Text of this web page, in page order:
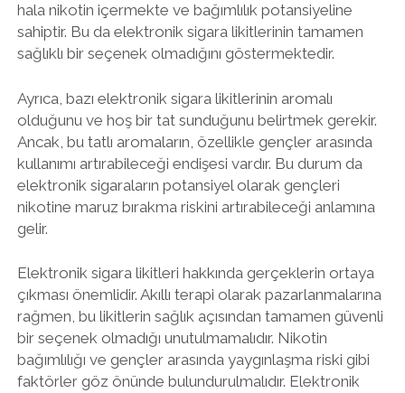
hala nikotin içermekte ve bağımlılık potansiyeline
sahiptir. Bu da elektronik sigara likitlerinin tamamen
sağlıklı bir seçenek olmadığını göstermektedir.
Ayrıca, bazı elektronik sigara likitlerinin aromalı
olduğunu ve hoş bir tat sunduğunu belirtmek gerekir.
Ancak, bu tatlı aromaların, özellikle gençler arasında
kullanımı artırabileceği endişesi vardır. Bu durum da
elektronik sigaraların potansiyel olarak gençleri
nikotine maruz bırakma riskini artırabileceği anlamına
gelir.
Elektronik sigara likitleri hakkında gerçeklerin ortaya
çıkması önemlidir. Akıllı terapi olarak pazarlanmalarına
rağmen, bu likitlerin sağlık açısından tamamen güvenli
bir seçenek olmadığı unutulmamalıdır. Nikotin
bağımlılığı ve gençler arasında yaygınlaşma riski gibi
faktörler göz önünde bulundurulmalıdır. Elektronik